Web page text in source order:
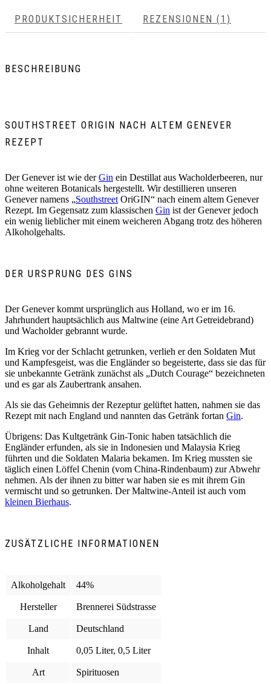
PRODUKTSICHERHEIT REZENSIONEN (1)
BESCHREIBUNG
SOUTHSTREET ORIGIN NACH ALTEM GENEVER
REZEPT
Der Genever ist wie derGin ein Destillat aus Wacholderbeeren, nur
ohne weiteren Botanicals hergestellt. Wir destillieren unseren
Genever namens „SouthstreetOriGIN“ nach einem altem Genever
Rezept. Im Gegensatz zum klassischen Gin ist der Genever jedoch
ein wenig lieblicher mit einem weicheren Abgang trotz des höheren
Alkoholgehalts.
DER URSPRUNG DES GINS
Der Genever kommt ursprünglich aus Holland, wo er im 16.
Jahrhundert hauptsächlich aus Maltwine (eine Art Getreidebrand)
und Wacholder gebrannt wurde.
Im Krieg vor der Schlacht getrunken, verlieh er den Soldaten Mut
und Kampfesgeist, was die Engländer so begeisterte, dass sie das für
sie unbekannte Getränk zunächst als „Dutch Courage“ bezeichneten
und es gar als Zaubertrank ansahen.
Als sie das Geheimnis der Rezeptur gelüftet hatten, nahmen sie das
Rezept mit nach England und nannten das Getränk fortan Gin.
Übrigens: Das Kultgetränk Gin-Tonic haben tatsächlich die
Engländer erfunden, als sie in Indonesien und Malaysia Krieg
führten und die Soldaten Malaria bekamen. Im Krieg mussten sie
täglich einen Löffel Chenin (vom China-Rindenbaum) zur Abwehr
nehmen. Als der ihnen zu bitter war haben sie es mit ihrem Gin
vermischt und so getrunken. Der Maltwine-Anteil ist auch vom
kleinen Bierhaus.
ZUSÄTZLICHE INFORMATIONEN
Alkoholgehalt 44%
Hersteller Brennerei Südstrasse
Land Deutschland
Inhalt 0,05 Liter, 0,5 Liter
Art Spirituosen